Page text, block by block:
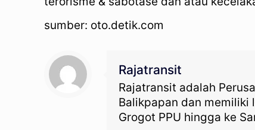
sumber: oto.detik.com
Rajatransit
Rajatransit adalah
Balikpapan dan memiliki
Grogot PPU hingga ke